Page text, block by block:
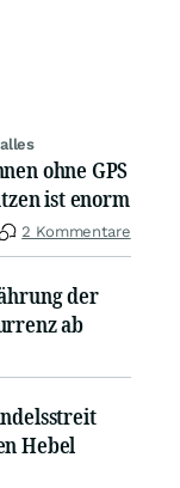
ohne GPS
ist enorm
2 Kommentare
der
ab
Hebel